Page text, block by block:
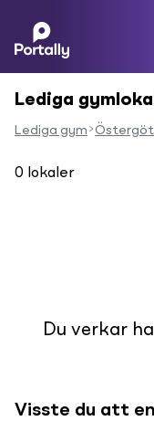
Lediga
Lediga gym
0 lokaler
Du verkar
Visste du att